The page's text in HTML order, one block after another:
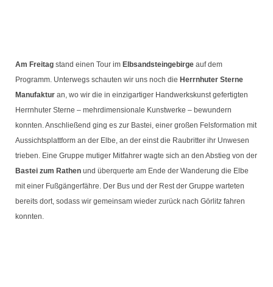
Am Freitag stand einen Tour im Elbsandsteingebirge auf dem
Programm. Unterwegs schauten wir uns noch die Herrnhuter Sterne
Manufaktur an, wo wir die in einzigartiger Handwerkskunst gefertigten
Herrnhuter Sterne – mehrdimensionale Kunstwerke – bewundern
konnten. Anschließend ging es zur Bastei, einer großen Felsformation mit
Aussichtsplattform an der Elbe, an der einst die Raubritter ihr Unwesen
trieben. Eine Gruppe mutiger Mitfahrer wagte sich an den Abstieg von der
Bastei zum Rathen und überquerte am Ende der Wanderung die Elbe
mit einer Fußgängerfähre. Der Bus und der Rest der Gruppe warteten
bereits dort, sodass wir gemeinsam wieder zurück nach Görlitz fahren
konnten.